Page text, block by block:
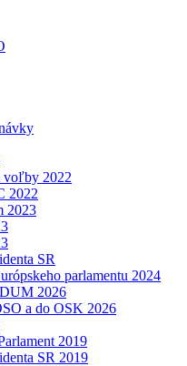
voľby 2022
2022
2023
SR
parlamentu 2024
2026
a do OSK 2026
2019
SR 2019